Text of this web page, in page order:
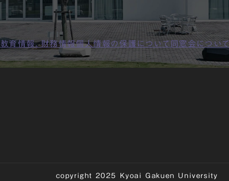
教育情報、財務情報個人情報の保護について 同窓会について
copyright 2025 Kyoai Gakuen University